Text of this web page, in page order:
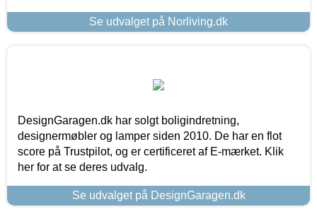
Se udvalget på Norliving.dk
DesignGaragen.dk har solgt boligindretning,
designermøbler og lamper siden 2010. De har en flot
score på Trustpilot, og er certificeret af E-mærket. Klik
her for at se deres udvalg.
Se udvalget på DesignGaragen.dk